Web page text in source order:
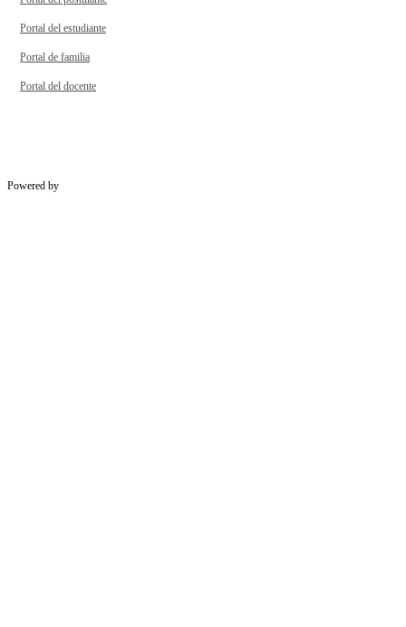
Portal del estudiante
Portal de familia
Portal del docente
Powered by